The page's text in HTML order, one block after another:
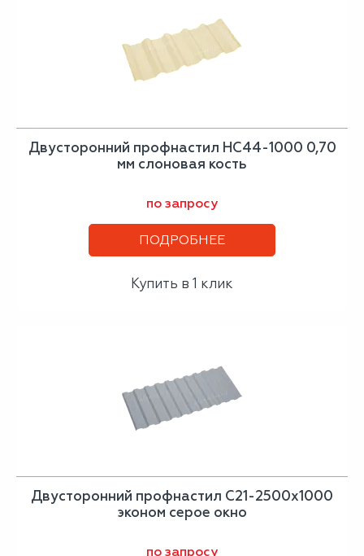
Двусторонний профнастил НС44-1000 0,70
мм слоновая кость
по запросу
ПОДРОБНЕЕ
Купить в 1 клик
Двусторонний профнастил С21-2500х1000
эконом серое окно
по запросу